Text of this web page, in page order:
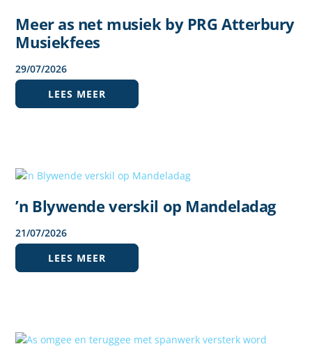
Meer as net musiek by PRG Atterbury
Musiekfees
29/07/2026
LEES MEER
’n Blywende verskil op Mandeladag
21/07/2026
LEES MEER